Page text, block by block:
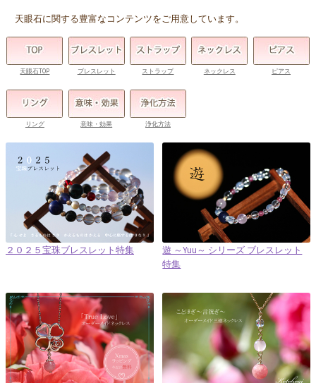
天眼石に関する豊富なコンテンツをご用意しています。
天眼石TOP ブレスレット ストラップ ネックレス ピアス
リング 意味・効果 浄化方法
２０２５宝珠ブレスレット特集
遊 ～Yuu～ シリーズ ブレスレット
特集